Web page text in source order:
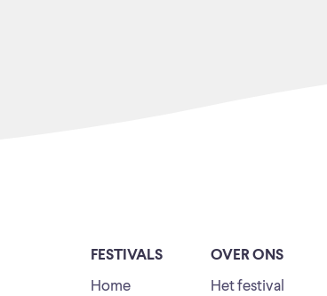
FESTIVALS
Home
OVER ONS
Het festival